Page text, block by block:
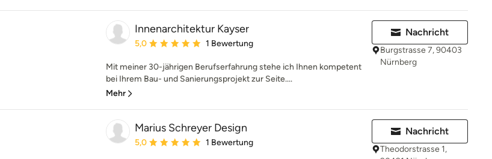
Innenarchitektur Kayser
Durchschnittliche Bewertung: 5 von 5 Sternen
5,0 1 Bewertung
Mit meiner 30-jährigen Berufserfahrung stehe ich Ihnen kompetent
bei Ihrem Bau- und Sanierungsprojekt zur Seite....
Mehr
Nachricht
Burgstrasse 7, 90403
Nürnberg
Marius Schreyer Design
Durchschnittliche Bewertung: 5 von 5 Sternen
5,0 1 Bewertung
Nachricht
Theodorstrasse 1,